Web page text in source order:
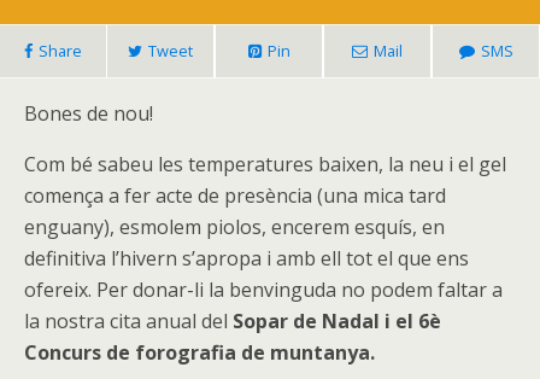
Share Tweet Pin Mail SMS
Bones de nou!
Com bé sabeu les temperatures baixen, la neu i el gel
comença a fer acte de presència (una mica tard
enguany), esmolem piolos, encerem esquís, en
definitiva l’hivern s’apropa i amb ell tot el que ens
ofereix. Per donar-li la benvinguda no podem faltar a
la nostra cita anual del Sopar de Nadal i el 6è
Concurs de forografia de muntanya.